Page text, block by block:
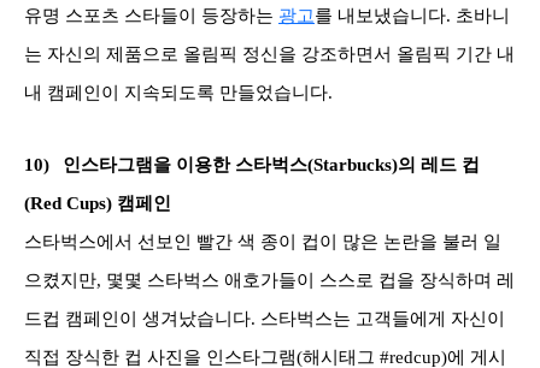
유명 스포츠 스타들이 등장하는 광고를 내보냈습니다. 초바니
는 자신의 제품으로 올림픽 정신을 강조하면서 올림픽 기간 내
내 캠페인이 지속되도록 만들었습니다.
10)
인스타그램을 이용한 스타벅스(Starbucks)의 레드 컵
(Red Cups) 캠페인
스타벅스에서 선보인 빨간 색 종이 컵이 많은 논란을 불러 일
으켰지만, 몇몇 스타벅스 애호가들이 스스로 컵을 장식하며 레
드컵 캠페인이 생겨났습니다. 스타벅스는 고객들에게 자신이
직접 장식한 컵 사진을 인스타그램(해시태그 #redcup)에 게시